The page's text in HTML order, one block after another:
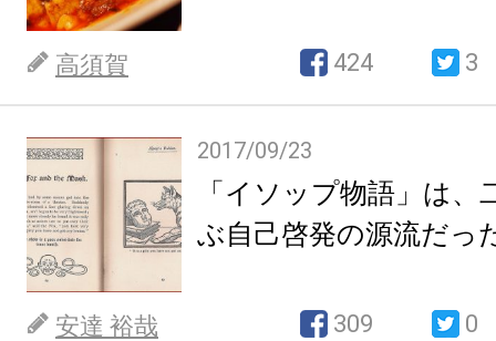
高須賀 424 3
2017/09/23
「イソップ物語」は、
ぶ自己啓発の源流だっ
安達 裕哉 309 0